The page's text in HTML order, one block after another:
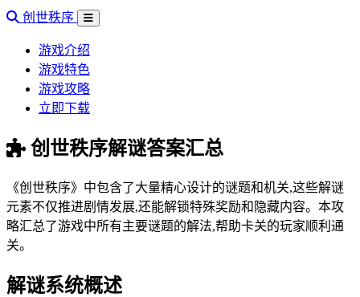
创世秩序
游戏介绍
游戏特色
游戏攻略
立即下载
创世秩序解谜答案汇总
《创世秩序》中包含了大量精心设计的谜题和机关,这些解谜
元素不仅推进剧情发展,还能解锁特殊奖励和隐藏内容。本攻
略汇总了游戏中所有主要谜题的解法,帮助卡关的玩家顺利通
关。
解谜系统概述